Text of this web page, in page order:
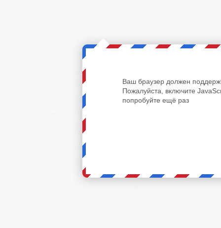
Ваш браузер должен
Пожалуйста, включите
попробуйте ещё раз